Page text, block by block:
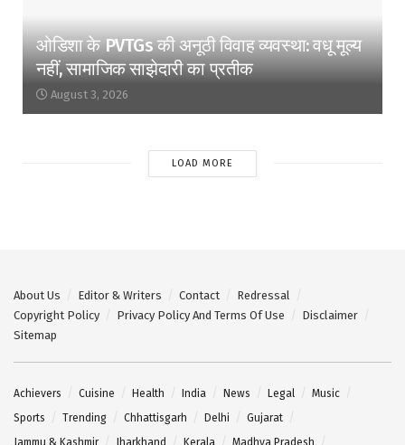
ओडिशा के PVTGs की अनूठी विवाह व्यवस्था: वधू मूल्य
नहीं, सामाजिक साझेदारी का प्रतीक
August 3, 2026
LOAD MORE
About Us Editor & Writers Contact
Redressal
Copyright Policy
Privacy Policy And Terms Of Use
Disclaimer
Sitemap
Achievers Cuisine Health India News Legal
Music
Sports
Trending Chhattisgarh Delhi
Gujarat
Jammu & Kashmir
Jharkhand Kerala
Madhya Pradesh